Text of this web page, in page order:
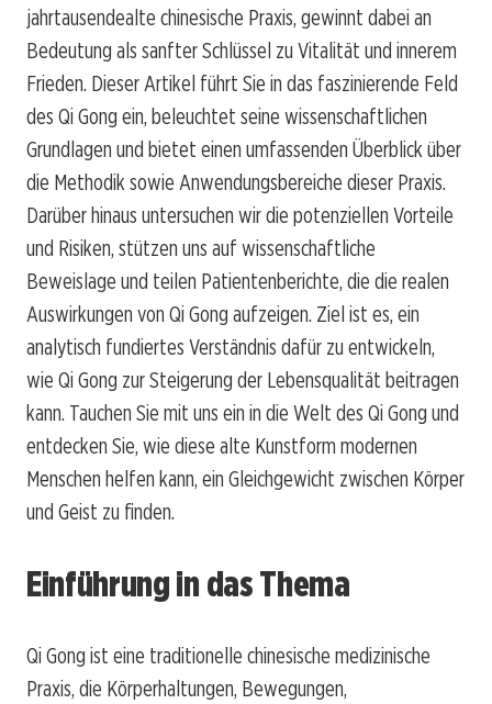
jahrtausendealte chinesische Praxis, gewinnt dabei an
Bedeutung als sanfter Schlüssel zu Vitalität und innerem
Frieden. Dieser Artikel führt Sie in das faszinierende Feld
des Qi Gong ein, beleuchtet seine wissenschaftlichen
Grundlagen und bietet einen umfassenden Überblick über
die Methodik sowie Anwendungsbereiche dieser Praxis.
Darüber hinaus untersuchen wir die potenziellen Vorteile
und Risiken, stützen uns auf wissenschaftliche
Beweislage und teilen Patientenberichte, die die realen
Auswirkungen von Qi Gong aufzeigen. Ziel ist es, ein
analytisch fundiertes Verständnis dafür zu entwickeln,
wie Qi Gong zur Steigerung der Lebensqualität beitragen
kann. Tauchen Sie mit uns ein in die Welt des Qi Gong und
entdecken Sie, wie diese alte Kunstform modernen
Menschen helfen kann, ein Gleichgewicht zwischen Körper
und Geist zu finden.
Einführung in das Thema
Qi Gong ist eine traditionelle chinesische medizinische
Praxis, die Körperhaltungen, Bewegungen,